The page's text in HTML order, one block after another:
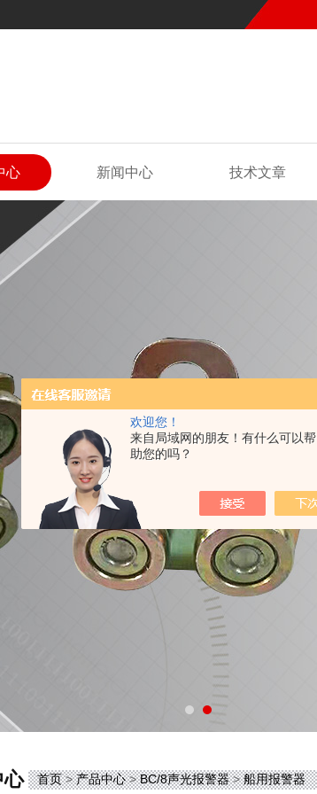
欢迎您！
来自局域网的朋友！有什么可以帮
助您的吗？
心 新闻中心 技术文章
心 首页>产品中心>BC/8声光报警器>船用报警器